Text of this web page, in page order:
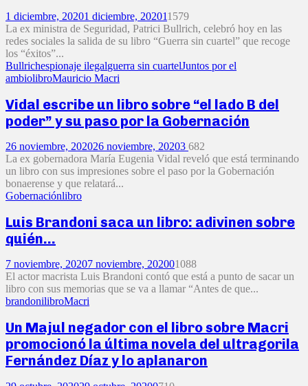
1 diciembre, 20201 diciembre, 202011579
La ex ministra de Seguridad, Patrici Bullrich, celebró hoy en las
redes sociales la salida de su libro “Guerra sin cuartel” que recoge
los “éxitos”...
Bullrichespionaje ilegalguerra sin cuartelJuntos por el
ambiolibroMauricio Macri
Vidal escribe un libro sobre “el lado B del
poder” y su paso por la Gobernación
26 noviembre, 202026 noviembre, 20203 682
La ex gobernadora María Eugenia Vidal reveló que está terminando
un libro con sus impresiones sobre el paso por la Gobernación
bonaerense y que relatará...
Gobernaciónlibro
Luis Brandoni saca un libro: adivinen sobre
quién…
7 noviembre, 20207 noviembre, 202001088
El actor macrista Luis Brandoni contó que está a punto de sacar un
libro con sus memorias que se va a llamar “Antes de que...
brandonilibroMacri
Un Majul negador con el libro sobre Macri
promocionó la última novela del ultragorila
Fernández Díaz y lo aplanaron